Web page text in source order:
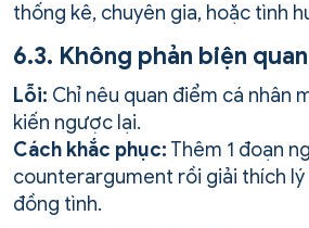
thống kê, chuyên gia, hoặc tình
6.3. Không phản biện
Lỗi: Chỉ nêu quan điểm cá nhân
kiến ngược lại.
Cách khắc phục: Thêm 1 đoạn
counterargument rồi giải thích lý
đồng tình.